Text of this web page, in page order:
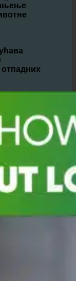
велике
са изазовом